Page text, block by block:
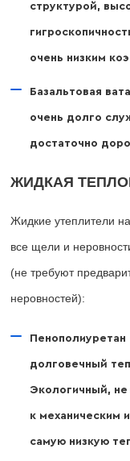
структурой,
очень низким
Базальтовая
очень долго
достаточно
ЖИДКАЯ
Жидкие утеплители
все щели и
(не требуют
неровностей):
долговечный
Экологичный, не
к механическим
самую низкую